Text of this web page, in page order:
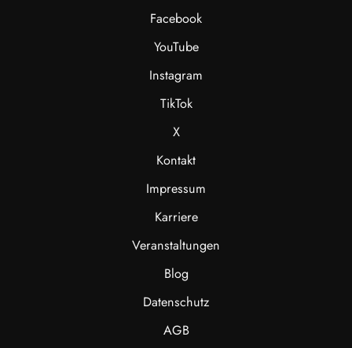
Facebook
YouTube
Instagram
TikTok
X
Kontakt
Impressum
Karriere
Veranstaltungen
Blog
Datenschutz
AGB